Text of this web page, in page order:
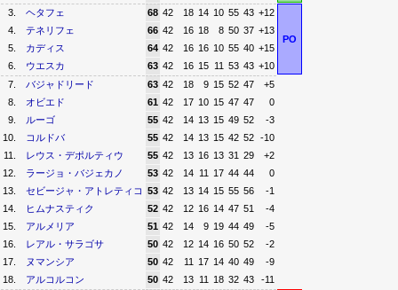
3.
ヘタフェ 68 42 18 14 10 55 43 +12
PO
4. テネリフェ 66 42 16 18 8 50 37 +13
5.
カディス 64 42 16 16 10 55 40 +15
6.
ウエスカ 63 42 16 15 11 53 43 +10
7.
バジャドリード 63 42 18 9 15 52 47
+5
8.
オビエド 61 42 17 10 15 47 47
0
9.
ルーゴ 55 42 14 13 15 49 52
-3
10.
コルドバ 55 42 14 13 15 42 52 -10
11.
レウス・デポルティウ 55 42 13 16 13 31 29
+2
12.
ラージョ・バジェカノ 53 42 14 11 17 44 44
0
13.
セビージャ・アトレティコ 53 42 13 14 15 55 56
-1
14.
ヒムナスティク 52 42 12 16 14 47 51
-4
15.
アルメリア 51 42 14 9 19 44 49
-5
16.
レアル・サラゴサ 50 42 12 14 16 50 52
-2
17.
ヌマンシア 50 42 11 17 14 40 49
-9
18.
アルコルコン 50 42 13 11 18 32 43
-11